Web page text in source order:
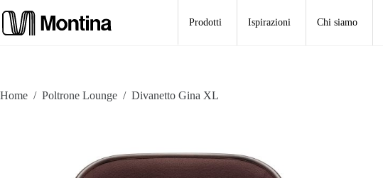
al
contenuto
Prodotti Ispirazioni Chi siamo
Home / Poltrone Lounge / Divanetto Gina XL